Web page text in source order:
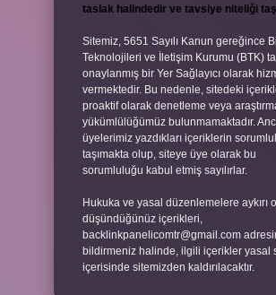
taslak halindedir ve tavsiye niteliği
Sitemiz, 5651 Sayılı Kanun gereğince
Teknolojileri ve İletişim Kurumu (BTK)
onaylanmış bir Yer Sağlayıcı olarak
vermektedir. Bu nedenle, sitedeki
proaktif olarak denetleme veya
yükümlülüğümüz bulunmamaktadır.
üyelerimiz yazdıkları içeriklerin
taşımakta olup, siteye üye olarak bu
sorumluluğu kabul etmiş sayılırlar.
Hukuka ve yasal düzenlemelere aykırı
düşündüğünüz içerikleri,
backlinkpanelicomtr@gmail.com
bildirmeniz halinde, ilgili içerikler yasal
içerisinde sitemizden kaldırılacaktır.